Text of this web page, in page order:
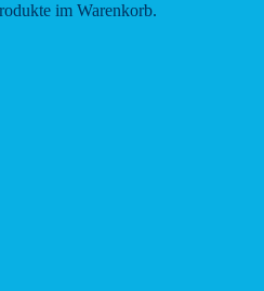
im Warenkorb.